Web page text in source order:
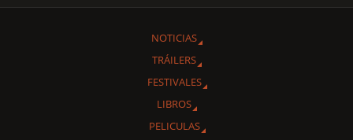
NOTICIAS
TRÁILERS
FESTIVALES
LIBROS
PELICULAS